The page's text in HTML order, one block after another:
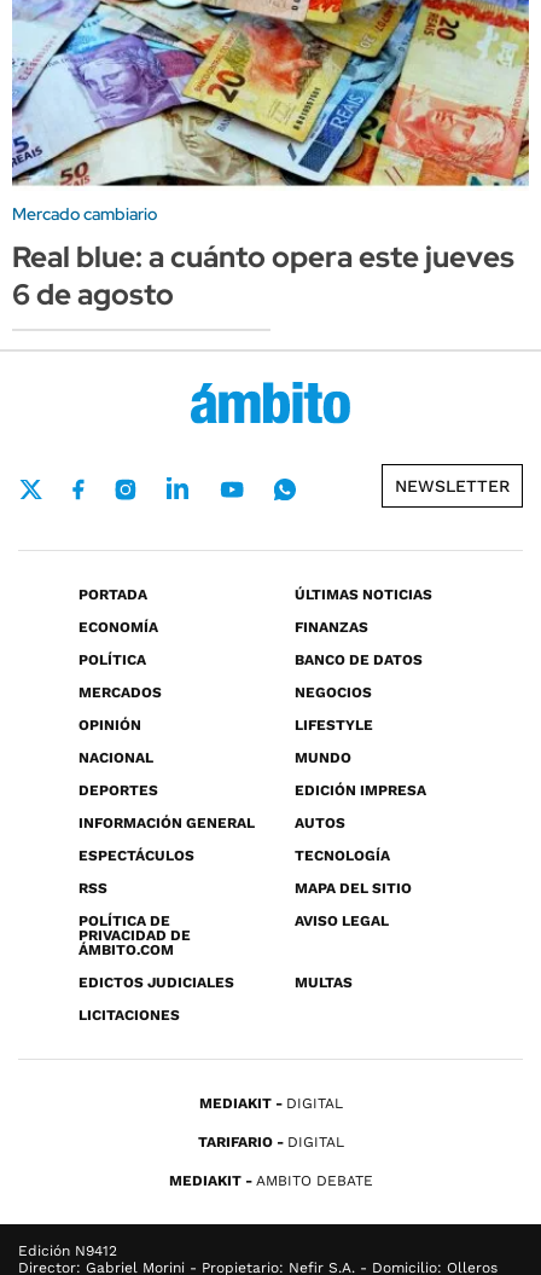
Mercado cambiario
Real blue: a cuánto opera este jueves
6 de agosto
NEWSLETTER
PORTADA
ÚLTIMAS NOTICIAS
ECONOMÍA
FINANZAS
POLÍTICA
BANCO DE DATOS
MERCADOS
NEGOCIOS
OPINIÓN
LIFESTYLE
NACIONAL
MUNDO
DEPORTES
EDICIÓN IMPRESA
INFORMACIÓN GENERAL
AUTOS
ESPECTÁCULOS
TECNOLOGÍA
RSS
MAPA DEL SITIO
POLÍTICA DE
PRIVACIDAD DE
ÁMBITO.COM
AVISO LEGAL
EDICTOS JUDICIALES
MULTAS
LICITACIONES
MEDIAKIT DIGITAL
TARIFARIO DIGITAL
MEDIAKIT AMBITO DEBATE
Edición N9412
Director: Gabriel Morini - Propietario: Nefir S.A. - Domicilio: Olleros